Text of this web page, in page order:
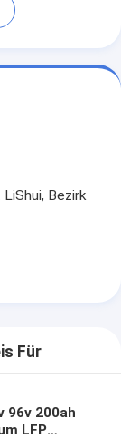
Bezirk
Für
96v 200ah
LFP